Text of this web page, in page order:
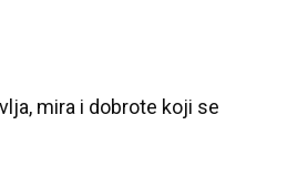
mira i dobrote koji se